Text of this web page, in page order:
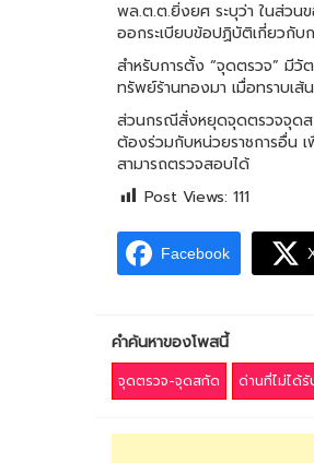
พล.ต.ต.ยิ่งยศ ระบุว่า ในส่วน
ออกระเบียบข้อปฏิบัติเกี่ยวกับ
สำหรับการตั้ง “จุดตรวจ” มีวั
ทรัพย์ร้านทองมา เมื่อทราบเ
ส่วนกรณีสั่งหยุดจุดตรวจจุดส
ต้องร่วมกับหน่วยราชการอื่น เ
สามารถตรวจสอบได้
Post Views: 111
Facebook
คำค้นหาของโพสนี้
จุดตรวจ-จุดสกัด ด่านที่ไม่ได้